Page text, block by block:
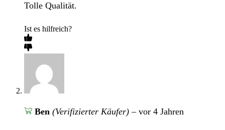
Tolle Qualität.
Ist es hilfreich?
Ben (Verifizierter Käufer) – vor 4 Jahren